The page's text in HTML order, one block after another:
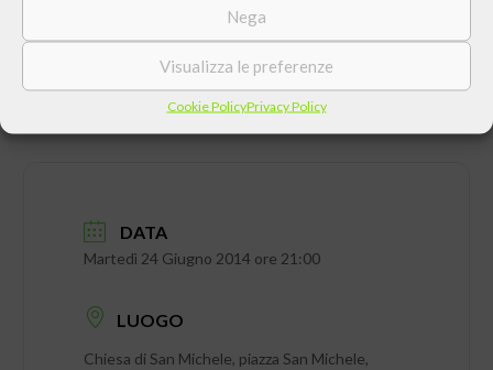
Nega
Visualizza le preferenze
Cookie PolicyPrivacy Policy
DATA
Martedì 24 Giugno 2014 ore 21:00
LUOGO
Chiesa di San Michele, piazza San Michele,